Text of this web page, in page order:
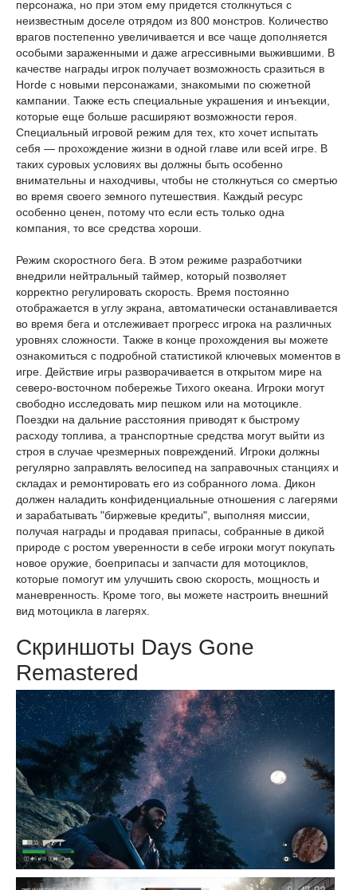
персонажа, но при этом ему придется столкнуться с
неизвестным доселе отрядом из 800 монстров. Количество
врагов постепенно увеличивается и все чаще дополняется
особыми зараженными и даже агрессивными выжившими. В
качестве награды игрок получает возможность сразиться в
Horde с новыми персонажами, знакомыми по сюжетной
кампании. Также есть специальные украшения и инъекции,
которые еще больше расширяют возможности героя.
Специальный игровой режим для тех, кто хочет испытать
себя — прохождение жизни в одной главе или всей игре. В
таких суровых условиях вы должны быть особенно
внимательны и находчивы, чтобы не столкнуться со смертью
во время своего земного путешествия. Каждый ресурс
особенно ценен, потому что если есть только одна
компания, то все средства хороши.
Режим скоростного бега. В этом режиме разработчики
внедрили нейтральный таймер, который позволяет
корректно регулировать скорость. Время постоянно
отображается в углу экрана, автоматически останавливается
во время бега и отслеживает прогресс игрока на различных
уровнях сложности. Также в конце прохождения вы можете
ознакомиться с подробной статистикой ключевых моментов в
игре. Действие игры разворачивается в открытом мире на
северо-восточном побережье Тихого океана. Игроки могут
свободно исследовать мир пешком или на мотоцикле.
Поездки на дальние расстояния приводят к быстрому
расходу топлива, а транспортные средства могут выйти из
строя в случае чрезмерных повреждений. Игроки должны
регулярно заправлять велосипед на заправочных станциях и
складах и ремонтировать его из собранного лома. Дикон
должен наладить конфиденциальные отношения с лагерями
и зарабатывать "биржевые кредиты", выполняя миссии,
получая награды и продавая припасы, собранные в дикой
природе с ростом уверенности в себе игроки могут покупать
новое оружие, боеприпасы и запчасти для мотоциклов,
которые помогут им улучшить свою скорость, мощность и
маневренность. Кроме того, вы можете настроить внешний
вид мотоцикла в лагерях.
Скриншоты Days Gone
Remastered